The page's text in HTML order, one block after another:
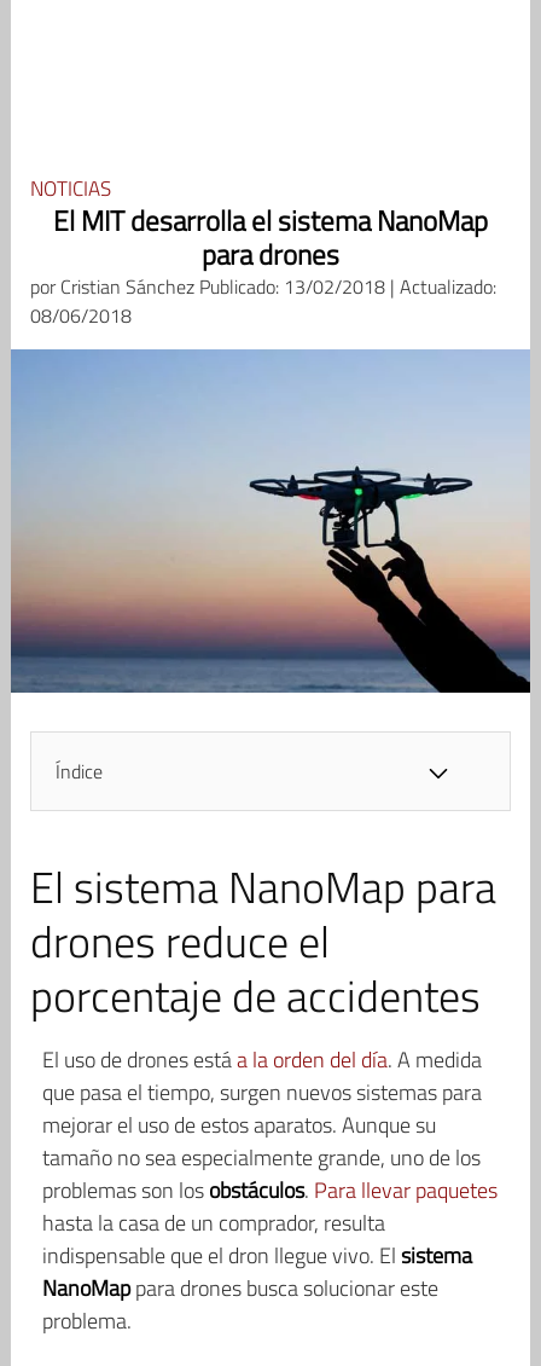
NOTICIAS
El MIT desarrolla el sistema NanoMap
para drones
porCristian Sánchez Publicado: 13/02/2018 | Actualizado:
08/06/2018
Índice
El sistema NanoMap para
drones reduce el
porcentaje de accidentes
El uso de drones estáa la orden del día. A medida
que pasa el tiempo, surgen nuevos sistemas para
mejorar el uso de estos aparatos. Aunque su
tamaño no sea especialmente grande, uno de los
problemas son losobstáculos. Para llevar paquetes
hasta la casa de un comprador, resulta
indispensable que el dron llegue vivo. Elsistema
NanoMappara drones busca solucionar este
problema.